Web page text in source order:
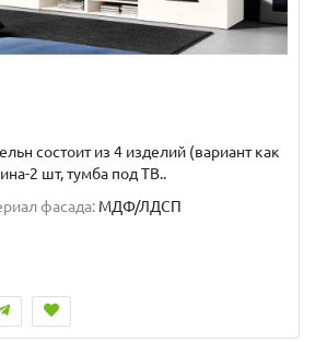
состоит из 4 изделий (вариант как
2 шт, тумба под ТВ..
фасада: МДФ/ЛДСП